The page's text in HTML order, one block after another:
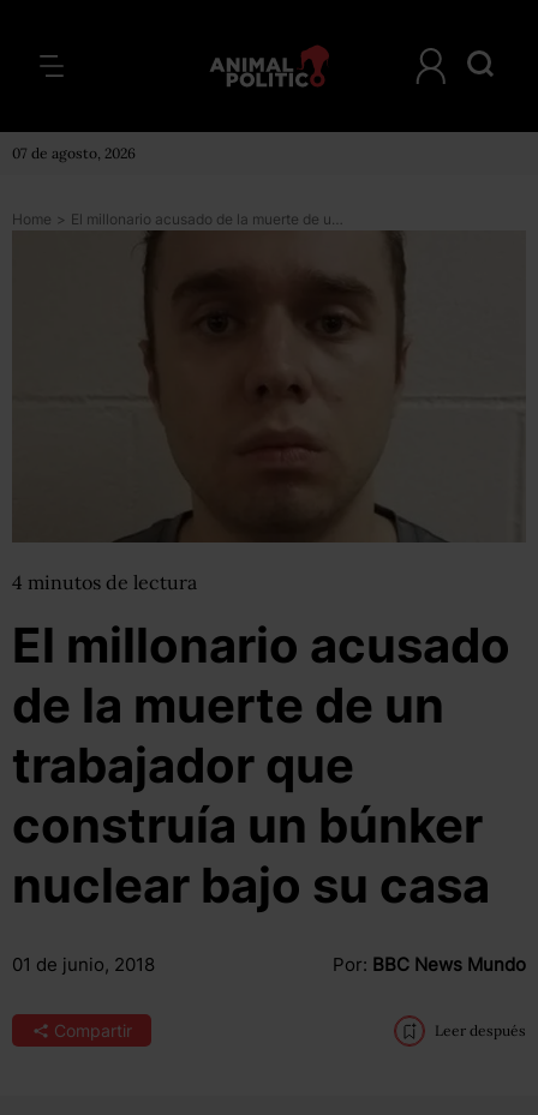
07 de agosto, 2026
Home > El millonario acusado de la muerte de un trabajador que construía un búnker nuclear bajo su casa
4 minutos de lectura
El millonario acusado
de la muerte de un
trabajador que
construía un búnker
nuclear bajo su casa
01 de junio, 2018 Por: BBC News Mundo
Compartir Leer después